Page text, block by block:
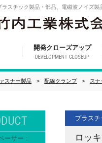
スチック製品・部品、電磁波ノイズ製
開発クローズアップ
DEVELOPMENT CLOSEUP
スナー製品 配線クランプ スナ
プラス
ロッ
ーサー：